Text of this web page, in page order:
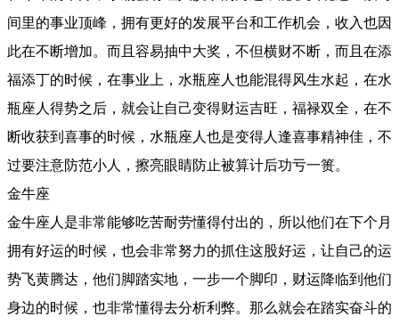
间里的事业顶峰，拥有更好的发展平台和工作机会，收入也因
此在不断增加。而且容易抽中大奖，不但横财不断，而且在添
福添丁的时候，在事业上，水瓶座人也能混得风生水起，在水
瓶座人得势之后，就会让自己变得财运吉旺，福禄双全，在不
断收获到喜事的时候，水瓶座人也是变得人逢喜事精神佳，不
过要注意防范小人，擦亮眼睛防止被算计后功亏一篑。
金牛座
金牛座人是非常能够吃苦耐劳懂得付出的，所以他们在下个月
拥有好运的时候，也会非常努力的抓住这股好运，让自己的运
势飞黄腾达，他们脚踏实地，一步一个脚印，财运降临到他们
身边的时候，也非常懂得去分析利弊。那么就会在踏实奋斗的